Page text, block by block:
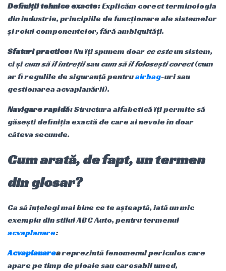
Definiții tehnice exacte:Explicăm corect terminologia
din industrie, principiile de funcționare ale sistemelor
și rolul componentelor, fără ambiguități.
Sfaturi practice:Nu îți spunem doarce esteun sistem,
ci șicum să îl întrețiisaucum să îl folosești corect(cum
ar fi regulile de siguranță pentruairbag-uri sau
gestionarea acvaplanării).
Navigare rapidă:Structura alfabetică îți permite să
găsești definiția exactă de care ai nevoie în doar
câteva secunde.
Cum arată, de fapt, un termen
din glosar?
Ca să înțelegi mai bine ce te așteaptă, iată un mic
exemplu din stilul ABC Auto, pentru termenul
acvaplanare:
Acvaplanareareprezintă fenomenul periculos care
apare pe timp de ploaie sau carosabil umed,